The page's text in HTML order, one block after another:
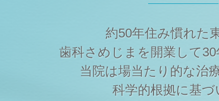
約50年住み慣れた
歯科さめじまを開業して
当院は場当たり的な治
科学的根拠に基づ